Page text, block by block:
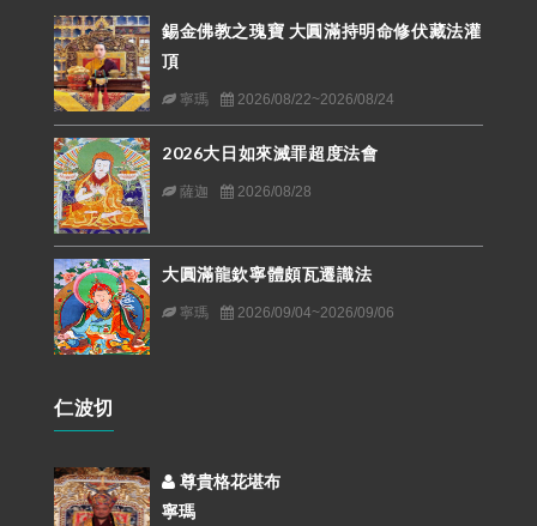
錫金佛教之瑰寶 大圓滿持明命修伏藏法灌
頂
寧瑪 2026/08/22~2026/08/24
2026大日如來滅罪超度法會
薩迦 2026/08/28
大圓滿龍欽寧體頗瓦遷識法
寧瑪 2026/09/04~2026/09/06
仁波切
尊貴格花堪布
寧瑪